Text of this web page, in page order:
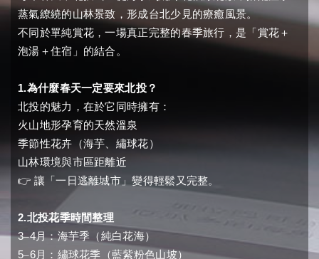
蒸氣繚繞的山林景致，形成台北少見的療癒風景。
不同於單純賞花，一場真正完整的春季旅行，是「賞花＋
泡湯＋住宿」的結合。
1.為什麼春天一定要來北投？
北投的魅力，在於它同時擁有：
火山地形孕育的天然溫泉
季節性花卉（海芋、繡球花）
山林環境與市區距離近
👉 讓「一日逃離城市」變得輕鬆又完整。
2.北投花季時間整理
3–4月：海芋季（純白花海）
5–6月：繡球花季（藍紫粉色山坡）